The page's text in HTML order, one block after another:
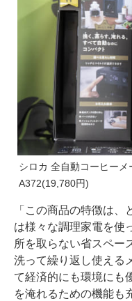
シロカ 全自動コーヒー
A372(19,780円)
「この商品の特徴は
は様々な調理家電を使
所を取らない省スペー
洗って繰り返し使える
て経済的にも環境にも
を淹れるための機能も